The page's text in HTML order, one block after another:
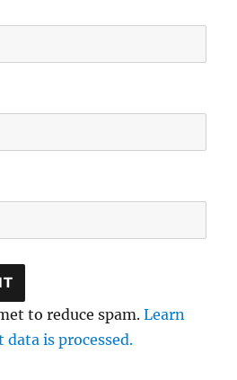
to reduce spam.Learn
is processed.